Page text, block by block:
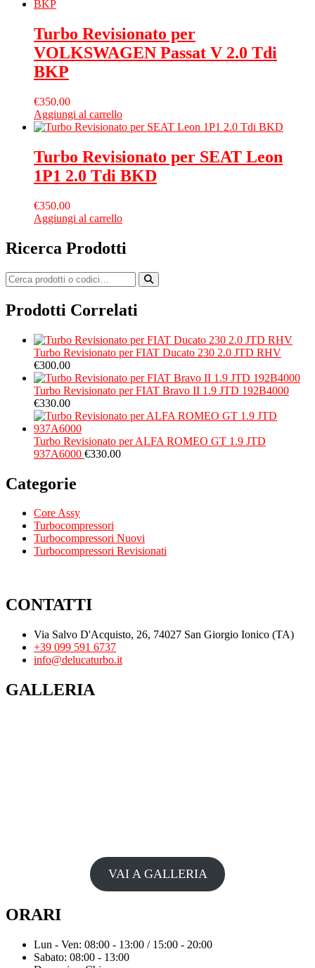
Turbo Revisionato per
VOLKSWAGEN Passat V 2.0 Tdi
BKP
€350.00
Aggiungi al carrello
Turbo Revisionato per SEAT Leon
1P1 2.0 Tdi BKD
€350.00
Aggiungi al carrello
Ricerca Prodotti
Prodotti Correlati
Turbo Revisionato per FIAT Ducato 230 2.0 JTD RHV
€300.00
Turbo Revisionato per FIAT Bravo II 1.9 JTD 192B4000
€330.00
Turbo Revisionato per ALFA ROMEO GT 1.9 JTD
937A6000 €330.00
Categorie
Core Assy
Turbocompressori
Turbocompressori Nuovi
Turbocompressori Revisionati
CONTATTI
Via Salvo D'Acquisto, 26, 74027 San Giorgio Ionico (TA)
+39 099 591 6737
info@delucaturbo.it
GALLERIA
VAI A GALLERIA
ORARI
Lun - Ven: 08:00 - 13:00 / 15:00 - 20:00
Sabato: 08:00 - 13:00